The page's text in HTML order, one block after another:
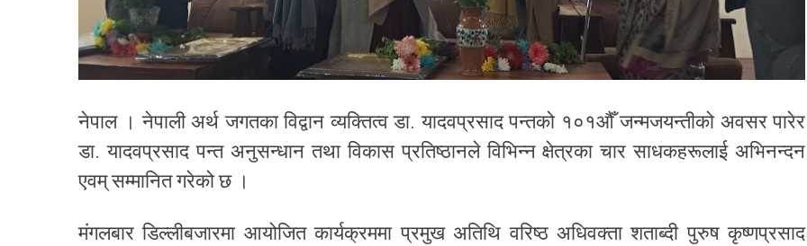
नेपाल । नेपाली अर्थ जगतका विद्वान व्यक्तित्व डा. यादवप्रसाद पन्तको १०१औँ जन्मजयन्तीको अवसर पारेर
डा. यादवप्रसाद पन्त अनुसन्धान तथा विकास प्रतिष्ठानले विभिन्न क्षेत्रका चार साधकहरूलाई अभिनन्दन
एवम् सम्मानित गरेको छ ।
मंगलबार डिल्लीबजारमा आयोजित कार्यक्रममा प्रमुख अतिथि वरिष्ठ अधिवक्ता शताब्दी पुरुष कृष्णप्रसाद